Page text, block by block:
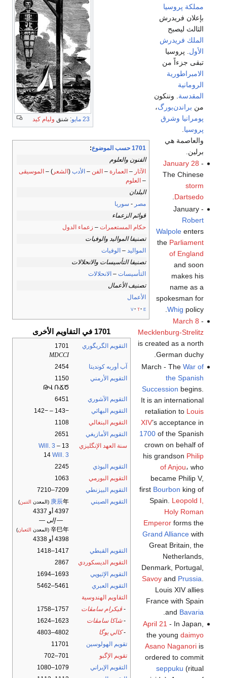
23 مايو : شنق وليام كيد
1701 حسب الموضوع
:
الفنون والعلوم
الآثار – العمارة – الفن – الأدب (الشعر ) – الموسيقى
– العلوم
البلدان
مصر - سوريا
قوائم الزعماء
حكام المستعمرات – زعماء الدول
تصنيفا المواليد والوفيات
المواليد – الوفيات
تصنيفا التأسيسات والانحلالات
التأسيسات – الانحلالات
تصنيف الأعمال
الأعمال
v t e
1701 في التقاويم الأخرى
التقويم الگريگوري
1701
MDCCI
آب أوربه كونديتا
2454
التقويم الأرمني
1150
ԹՎ ՌՃԾ
التقويم الآشوري
6451
التقويم البهائي
−143 – −142
التقويم البنغالي
1108
التقويم الأمازيغي
2651
سنة العهد الإنگليزي
13
Will. 3 –
14 Will. 3
التقويم البوذي
2245
التقويم البورمي
1063
التقويم البيزنطي
7209–7210
التقويم الصيني
庚辰年 (المعدن التنين)
4397 أو 4337
— إلى —
辛巳年 (المعدن الثعبان)
4398 أو 4338
التقويم القبطي
1417–1418
التقويم الديسكوردي
2867
التقويم الإثيوپي
1693–1694
التقويم العبري
5461–5462
التقاويم الهندوسية
- ڤيكرام سامڤات
1757–1758
-شاكا سامڤات
1623–1624
-كالي يوگا
4802–4803
تقويم الهولوسين
11701
تقويم الإگبو
701–702
التقويم الإيراني
1079–1080
مملكة پروسيا
بإعلان فريدرش
الثالث ليصبح
الملك فريدرش
الأول . پروسيا
تبقى جزءاً من
الامبراطورية
الرومانية
المقدسة . وننكون
من براندن‌بورگ،
پومرانيا وشرق
پروسيا
والعاصمة هي
برلين.
January 28 -
The Chinese
storm
Dartsedo
.
January -
Robert
Walpoleenters
the Parliament
of England
and soon
makes his
name as a
spokesman for
Whig policy.
March 8 -
Mecklenburg-Strelitz
is created as a north
German duchy.
March - The War of
the Spanish
Succession begins.
It is an international
retaliation to Louis
XIV’s acceptance in
1700of the Spanish
crown on behalf of
his grandson Philip
of Anjou، who
became Philip V,
first Bourbon king of
Spain. Leopold I,
Holy Roman
Emperorforms the
Grand Alliancewith
Great Britain, the
Netherlands,
Denmark, Portugal,
Savoyand Prussia
Louis XIV allies
France with Spain
and Bavaria
April 21 - In Japan,
the young daimyo
Asano Naganoriis
ordered to commit
seppuku (ritual